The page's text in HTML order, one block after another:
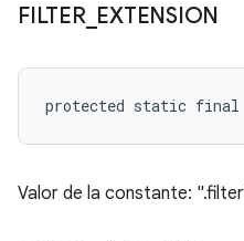
FILTER_ EXTENSION
protected static final
Valor de la constante: